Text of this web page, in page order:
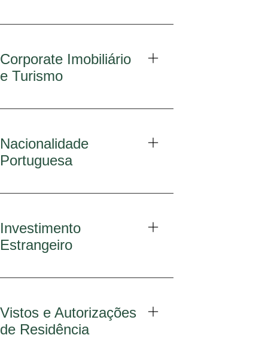
Corporate Imobiliário
e Turismo
Nacionalidade
Portuguesa
Investimento
Estrangeiro
Vistos e Autorizações
de Residência